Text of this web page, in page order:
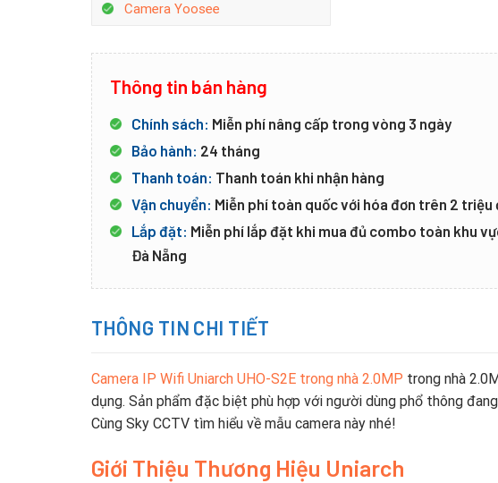
Camera Yoosee
Thông tin bán hàng
Chính sách: Miễn phí nâng cấp trong vòng 3 ngày
Bảo hành: 24 tháng
Thanh toán: Thanh toán khi nhận hàng
Vận chuyển: Miễn phí toàn quốc với hóa đơn trên 2 triệu
Lắp đặt: Miễn phí lắp đặt khi mua đủ combo toàn khu
Đà Nẵng
THÔNG TIN CHI TIẾT
Camera IP Wifi Uniarch UHO-S2E trong nhà 2.0MP trong nhà
dụng. Sản phẩm đặc biệt phù hợp với người dùng phổ thông
Cùng Sky CCTV tìm hiểu về mẫu camera này nhé!
Giới Thiệu Thương Hiệu Uniarch